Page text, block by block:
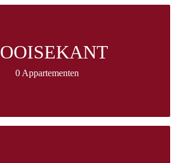
0 Appartementen